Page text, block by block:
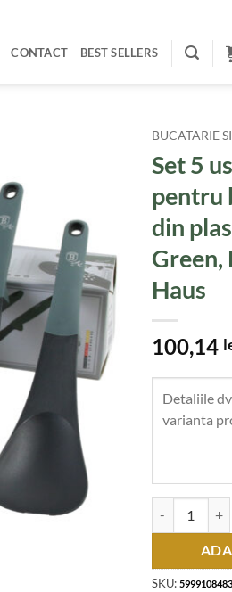
CONTACT BEST SELLERS
BUCATARIE
Set 5
pentru
din
Green,
Haus
100,14
SKU: